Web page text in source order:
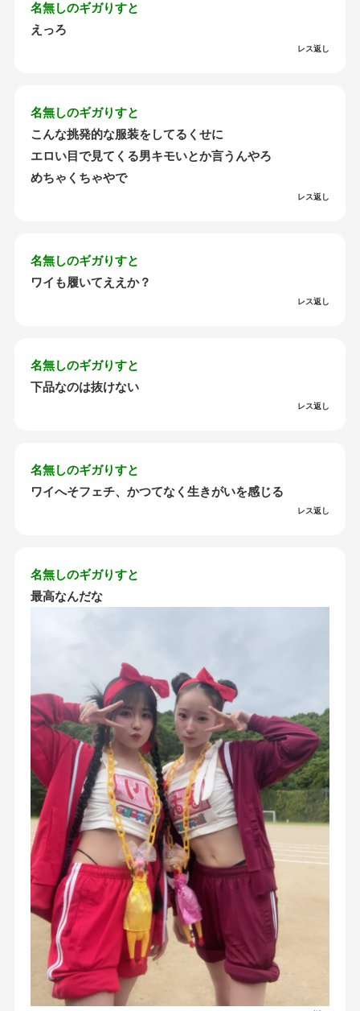
名無しのギガりすと
えっろ
レス返し
名無しのギガりすと
こんな挑発的な服装をしてるくせに
エロい目で見てくる男キモいとか言うんやろ
めちゃくちゃやで
レス返し
名無しのギガりすと
ワイも履いてええか？
レス返し
名無しのギガりすと
下品なのは抜けない
レス返し
名無しのギガりすと
ワイへそフェチ、かつてなく生きがいを感じる
レス返し
名無しのギガりすと
最高なんだな